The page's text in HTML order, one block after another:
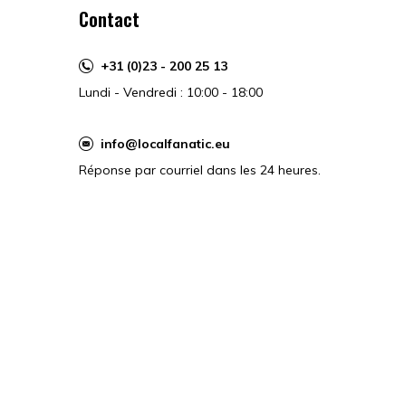
Contact
+31 (0)23 - 200 25 13
Lundi - Vendredi : 10:00 - 18:00
info@localfanatic.eu
Réponse par courriel dans les 24 heures.